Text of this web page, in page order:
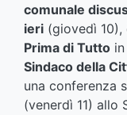
comunale
ieri (giovedì
Prima di Tutto
Sindaco della
una conferenza
(venerdì 11) allo